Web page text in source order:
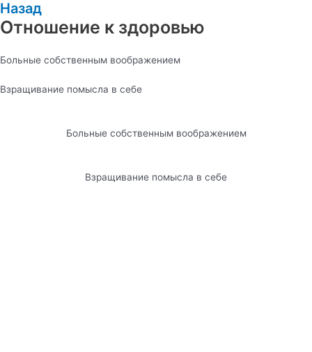
Назад
Отношение к здоровью
Больные собственным воображением
Взращивание помысла в себе
Больные собственным воображением
Взращивание помысла в себе